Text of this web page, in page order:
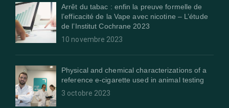
Arrêt du tabac : enfin la preuve formelle de
l’efficacité de la Vape avec nicotine – L’étude
de l’Institut Cochrane 2023
10 novembre 2023
Physical and chemical characterizations of a
reference e-cigarette used in animal testing
3 octobre 2023